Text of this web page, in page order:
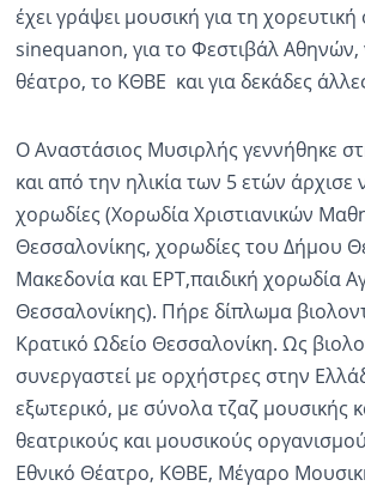
έχει γράψει μουσική για τη
sinequanon, για το Φεστιβάλ Αθηνών,
θέατρο, το ΚΘΒΕ και για δεκάδες
Ο Αναστάσιος Μυσιρλής γεννήθηκε
και από την ηλικία των 5 ετών άρχισε
χορωδίες (Χορωδία Χριστιανικών
Θεσσαλονίκης, χορωδίες του Δήμου
Μακεδονία και ΕΡΤ,παιδική χορωδία
Θεσσαλονίκης). Πήρε δίπλωμα
Κρατικό Ωδείο Θεσσαλονίκη. Ως
συνεργαστεί με ορχήστρες στην
εξωτερικό, με σύνολα τζαζ μουσικής
θεατρικούς και μουσικούς
Εθνικό Θέατρο, ΚΘΒΕ, Μέγαρο